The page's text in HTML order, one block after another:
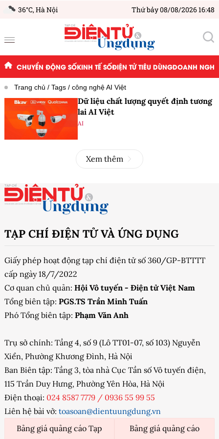
36°C,Hà Nội Thứ bảy 08/08/2026 16:48
CHUYỂN ĐỘNG SỐKINH TẾ SỐĐIỆN TỬ TIÊU DÙNGDOANH
Trang chủ Tags công nghệ AI Việt
Dữ liệu chất lượng quyết định tương
lai AI Việt
AI
Xem thêm
TẠP CHÍ ĐIỆN TỬ VÀ ỨNG DỤNG
Giấy phép hoạt động tạp chí điện tử số 360/GP-BTTTT
cấp ngày 18/7/2022
Cơ quan chủ quản: Hội Vô tuyến - Điện tử Việt Nam
Tổng biên tập: PGS.TS Trần Minh Tuấn
Phó Tổng biên tập: Phạm Văn Anh
Trụ sở chính: Tầng 4, số 9 (Lô TT01-07, số 103) Nguyễn
Xiển, Phường Khương Đình, Hà Nội
Ban Biên tập: Tầng 3, tòa nhà Cục Tần số Vô tuyến điện,
115 Trần Duy Hưng, Phường Yên Hòa, Hà Nội
Điện thoại: 024 8587 7779 / 0936 55 99 55
Liên hệ bài vở: toasoan@dientuungdung.vn
Bảng giá quảng cáo Tạp
Bảng giá quảng cáo